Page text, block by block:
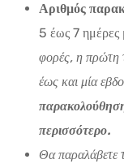
Αριθμός
5 έως 7 ημέρες
φορές, η πρώτη
έως και μία
περισσότερο.
Θα παραλάβετε